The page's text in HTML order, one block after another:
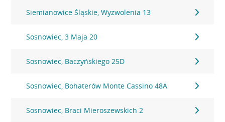
Siemianowice Śląskie, Wyzwolenia 13
Sosnowiec, 3 Maja 20
Sosnowiec, Baczyńskiego 25D
Sosnowiec, Bohaterów Monte Cassino 48A
Sosnowiec, Braci Mieroszewskich 2